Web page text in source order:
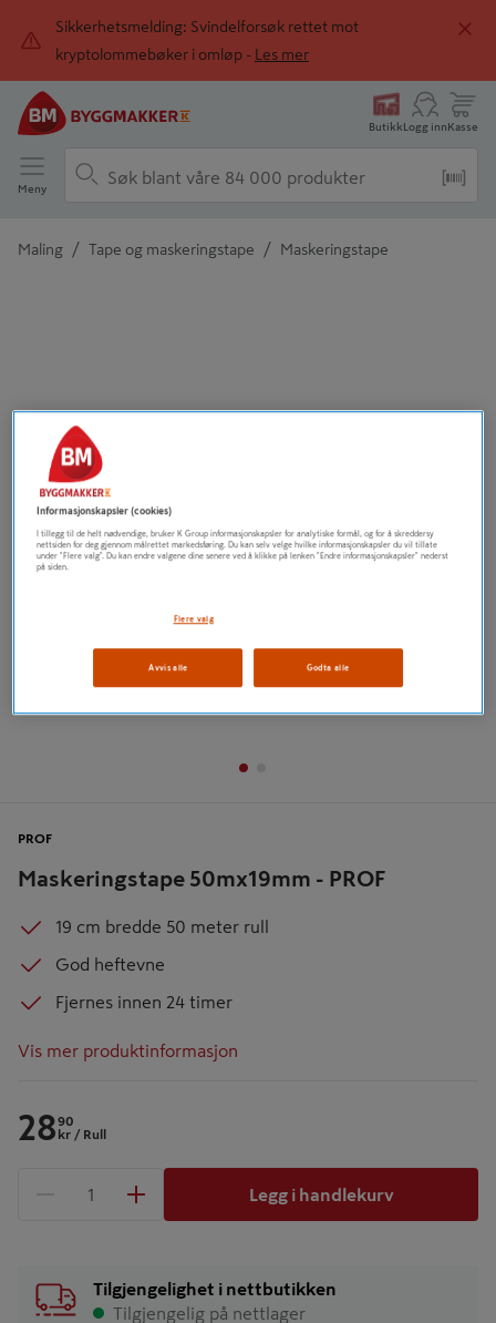
Sikkerhetsmelding: Svindelforsøk rettet mot
kryptolommebøker i omløp -
Les mer
ButikkLogg innKasse
Meny
Maling / Tape og maskeringstape / Maskeringstape
Tidligere
Maskeringstape 50mx19mm - PROF
PROF
19 cm bredde 50 meter rull
God heftevne
Fjernes innen 24 timer
Vis mer produktinformasjon
2890
kr / Rull
1 produkter
Legg i handlekurv
Tilgjengelighet i nettbutikken
Tilgjengelig på nettlager
Informasjonskapsler (cookies)
I tillegg til de helt nødvendige, bruker K Group informasjonskapsler for analytiske formål, og for å skreddersy
nettsiden for deg gjennom målrettet markedsføring. Du kan selv velge hvilke informasjonskapsler du vil tillate
under "Flere valg". Du kan endre valgene dine senere ved å klikke på lenken "Endre informasjonskapsler" nederst
på siden.
Flere valg
Avvis alle Godta alle